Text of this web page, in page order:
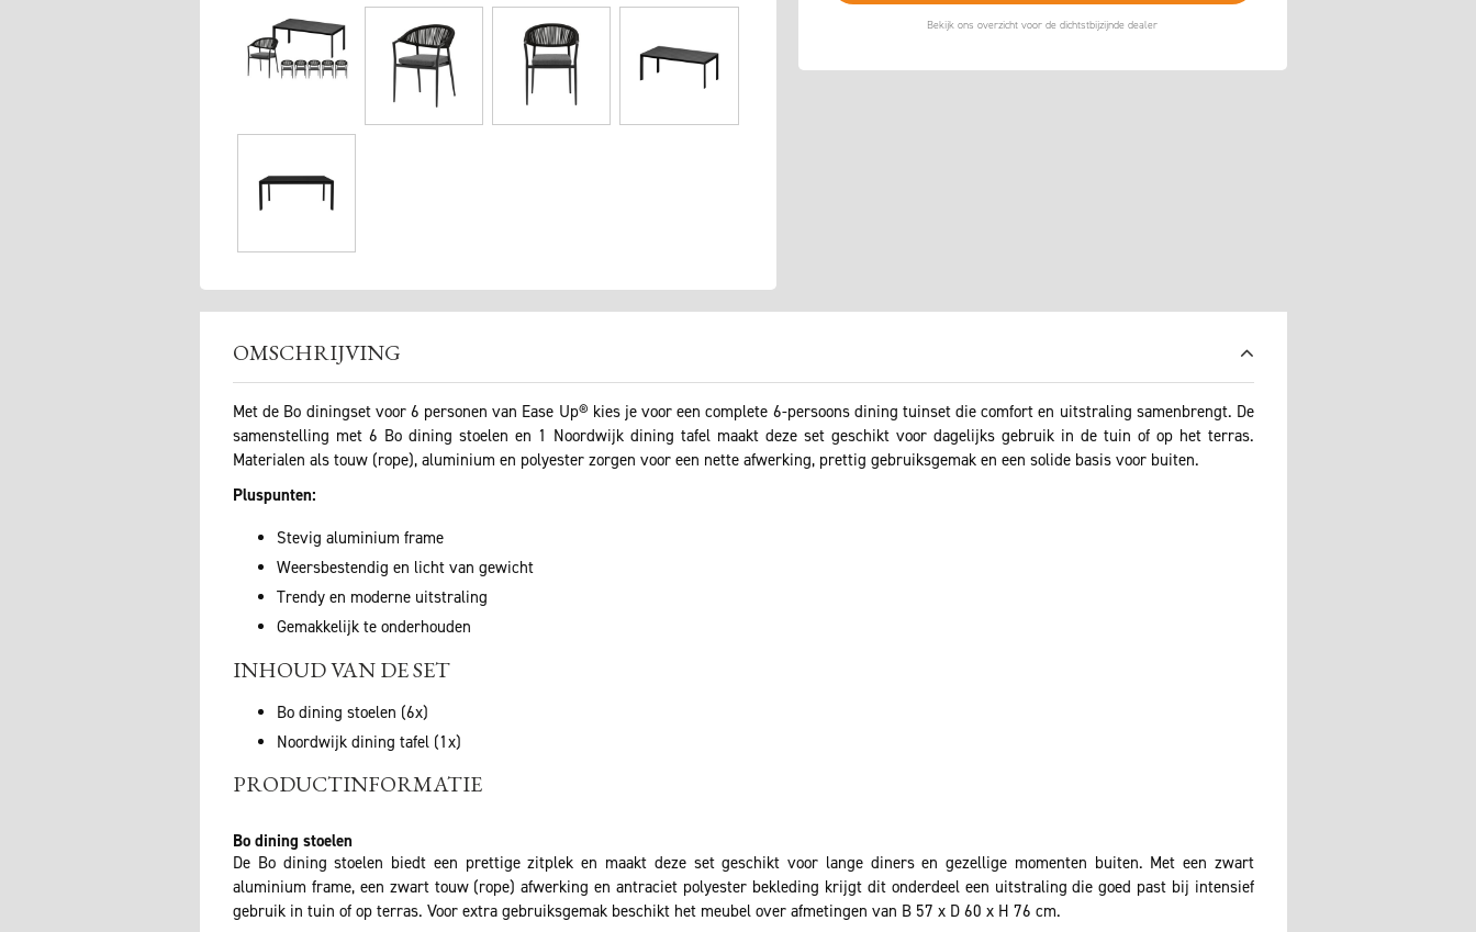
OMSCHRIJVING
Met de Bo diningset voor 6 personen van Ease Up® kies je voor een complete 6-persoons dining tuinset die comfort en uitstraling samenbrengt. De
samenstelling met 6 Bo dining stoelen en 1 Noordwijk dining tafel maakt deze set geschikt voor dagelijks gebruik in de tuin of op het terras.
Materialen als touw (rope), aluminium en polyester zorgen voor een nette afwerking, prettig gebruiksgemak en een solide basis voor buiten.
Pluspunten:
Stevig aluminium frame
Weersbestendig en licht van gewicht
Trendy en moderne uitstraling
Gemakkelijk te onderhouden
INHOUD VAN DE SET
Bo dining stoelen (6x)
Noordwijk dining tafel (1x)
PRODUCTINFORMATIE
Bo dining stoelen
De Bo dining stoelen biedt een prettige zitplek en maakt deze set geschikt voor lange diners en gezellige momenten buiten. Met een zwart
aluminium frame, een zwart touw (rope) afwerking en antraciet polyester bekleding krijgt dit onderdeel een uitstraling die goed past bij intensief
gebruik in tuin of op terras. Voor extra gebruiksgemak beschikt het meubel over afmetingen van B 57 x D 60 x H 76 cm.